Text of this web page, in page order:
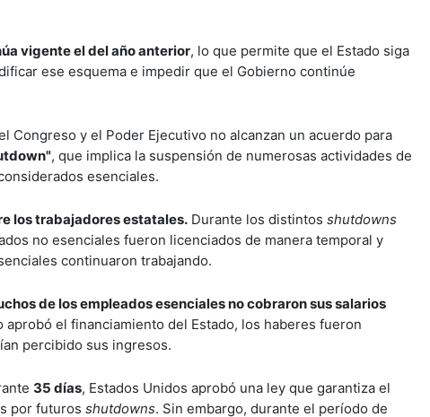
vigente el del año anterior, lo que permite que el Estado siga
ese esquema e impedir que el Gobierno continúe
y el Poder Ejecutivo no alcanzan un acuerdo para
, que implica la suspensión de numerosas actividades de
esenciales.
los trabajadores estatales. Durante los distintos shutdowns
no esenciales fueron licenciados de manera temporal y
continuaron trabajando.
de los empleados esenciales no cobraron sus salarios
aprobó el financiamiento del Estado, los haberes fueron
percibido sus ingresos.
35 días, Estados Unidos aprobó una ley que garantiza el
por futuros shutdowns. Sin embargo, durante el período de